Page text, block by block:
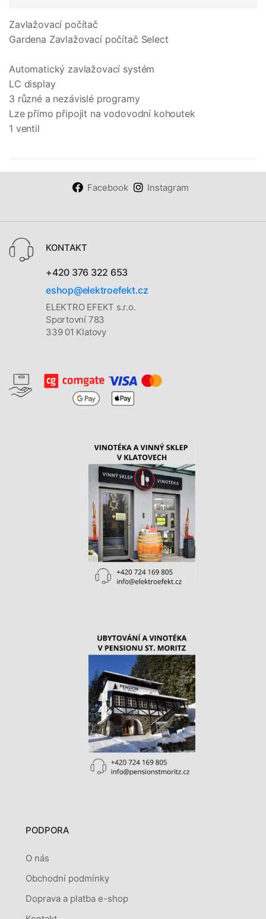
Zavlažovací počítač
Gardena Zavlažovací počítač Select
Automatický zavlažovací systém
LC display
3 různé a nezávislé programy
Lze přímo připojit na vodovodní kohoutek
1 ventil
Facebook Instagram
KONTAKT
+420 376 322 653
eshop@elektroefekt.cz
ELEKTRO EFEKT s.r.o.
Sportovní 783
339 01 Klatovy
PODPORA
O nás
Obchodní podmínky
Doprava a platba e-shop